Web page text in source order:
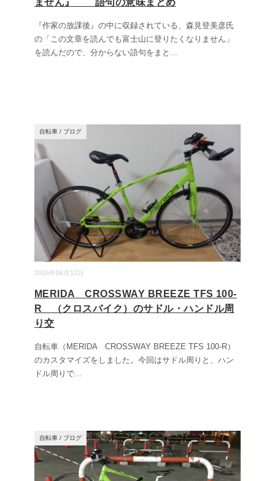
ません』 語句の意味まとめ
『作家の放課後』の中に収録されている、森見登美彦氏
の「この文章を読んでも富士山に登りたくなりません」
を読んだので、分からない語句をまと ...
2016年06月12日
自転車 / ブログ
MERIDA CROSSWAY BREEZE TFS 100-
R （クロスバイク）のサドル・ハンドル周
り交
自転車（MERIDA CROSSWAY BREEZE TFS 100-R）
のカスタマイズをしました。今回はサドル周りと、ハン
ドル周りで...
自転車 / ブログ